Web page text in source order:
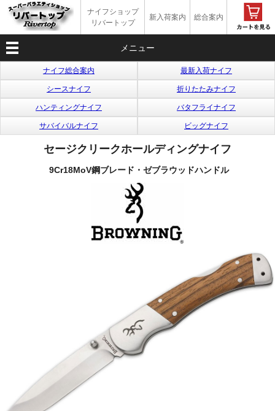
ナイフショップ
リバートップ
新入荷案内 総合案内
メニュー
ナイフ総合案内 最新入荷ナイフ
シースナイフ 折りたたみナイフ
ハンティングナイフ バタフライナイフ
サバイバルナイフ ビッグナイフ
セージクリークホールディングナイフ
9Cr18MoV鋼ブレード・ゼブラウッドハンドル